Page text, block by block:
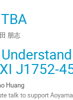
TBA
朋志
J1752-
Huang
talk to support Aoyama